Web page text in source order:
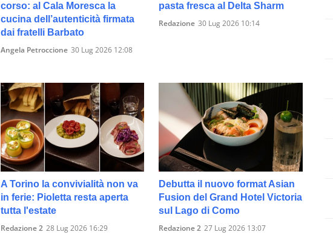
corso: al Cala Moresca la
cucina dell’autenticità firmata
dai fratelli Barbato
Angela Petroccione 30 Lug 2026 12:08
pasta fresca al Delta Sharm
Redazione 30 Lug 2026 10:14
A Torino la convivialità non va
in ferie: Pioletta resta aperta
tutta l'estate
Redazione 2 28 Lug 2026 16:29
Debutta il nuovo format Asian
Fusion del Grand Hotel Victoria
sul Lago di Como
Redazione 2 27 Lug 2026 13:07